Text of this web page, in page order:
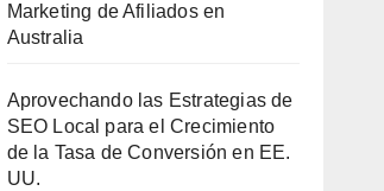
Marketing de Afiliados en
Australia
Aprovechando las Estrategias de
SEO Local para el Crecimiento
de la Tasa de Conversión en EE.
UU.